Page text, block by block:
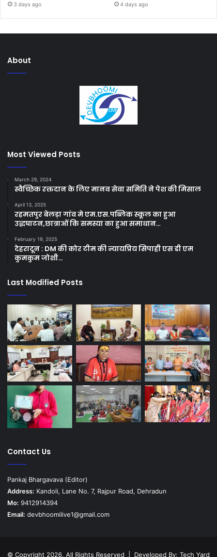
3 days ago 4 days ago
About
Most Viewed Posts
March 29, 2024
स्वैच्छिक रक्तदान के लिए मानव सेवा समिति ने पेश की मिसाल
April 13, 2025
रहमतपुर बेलड़ा गांव मे एम.एस.पब्लिक स्कूल का हुआ
उद्धघाटन,छात्राओं कि समस्या का हुआ समाधान…
February 19, 2025
देहरादून : DM की कोर टीम की न्यायप्रिय सिपाही एस डी एम
कुमकुम जोशी…
Last Modified Posts
Contact Us
Pankaj Bhargavava (Editor)
Address: Kandoli, Lane No. 7, Rajpur Road, Dehradun
Mo: 9412914394
Email: devbhoomilive1@gmail.com
© Copyright 2026, All Rights Reserved | Developed By: Tech Yard